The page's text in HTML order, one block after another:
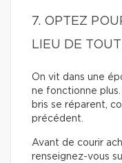
7. OPTEZ
LIEU DE
On vit dans une
ne fonctionne
bris se réparent,
précédent.
Avant de courir
renseignez-vous